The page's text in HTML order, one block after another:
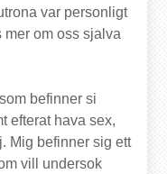
var personligt
mer om oss sjalva
befinner si
efterat hava sex,
Mig befinner sig ett
vill undersok